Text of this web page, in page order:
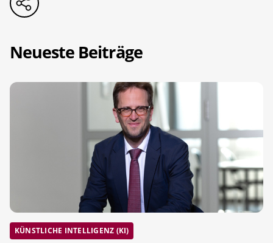
Neueste Beiträge
KÜNSTLICHE INTELLIGENZ (KI)